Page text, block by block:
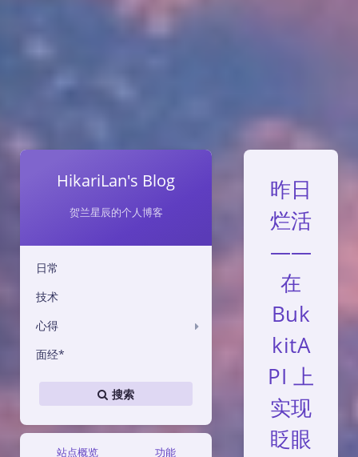
HikariLan's Blog
贺兰星辰的个人博客
日常
技术
心得
面经*
搜索
站点概览 功能
昨日
烂活
——
在
Buk
kitA
PI 上
实现
眨眼